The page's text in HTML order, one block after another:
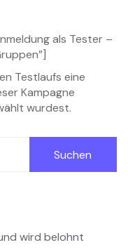
als Tester –
Testlaufs eine
Kampagne
wurdest.
wird belohnt